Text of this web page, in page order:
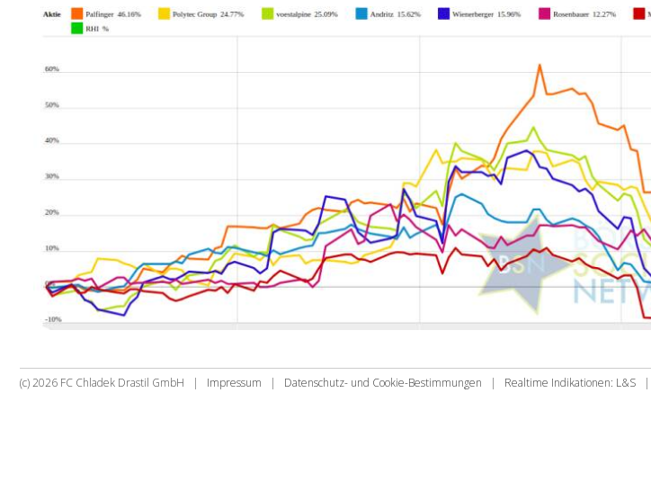
(c) 2026 FC Chladek Drastil GmbH | Impressum | Datenschutz- und Cookie-Bestimmungen | Realtime Indikationen: L&S |